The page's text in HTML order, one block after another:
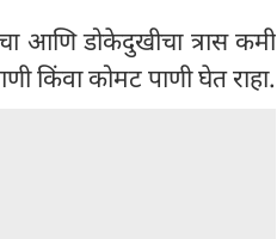
आणि डोकेदुखीचा त्रास कमी
किंवा कोमट पाणी घेत राहा.